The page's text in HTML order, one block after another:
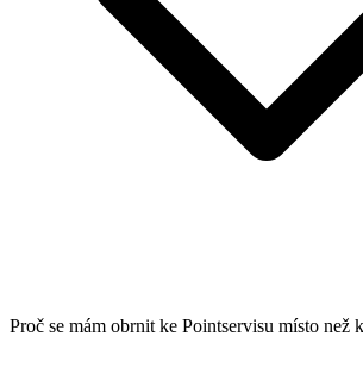
Proč se mám obrnit ke Pointservisu místo než